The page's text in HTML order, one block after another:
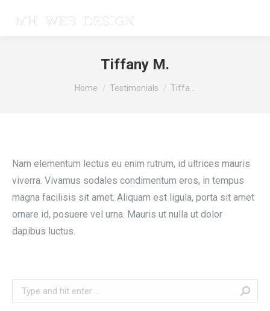
Tiffany M.
You are here:
Home Testimonials Tiffa…
Nam elementum lectus eu enim rutrum, id ultrices mauris
viverra. Vivamus sodales condimentum eros, in tempus
magna facilisis sit amet. Aliquam est ligula, porta sit amet
ornare id, posuere vel urna. Mauris ut nulla ut dolor
dapibus luctus.
Search: